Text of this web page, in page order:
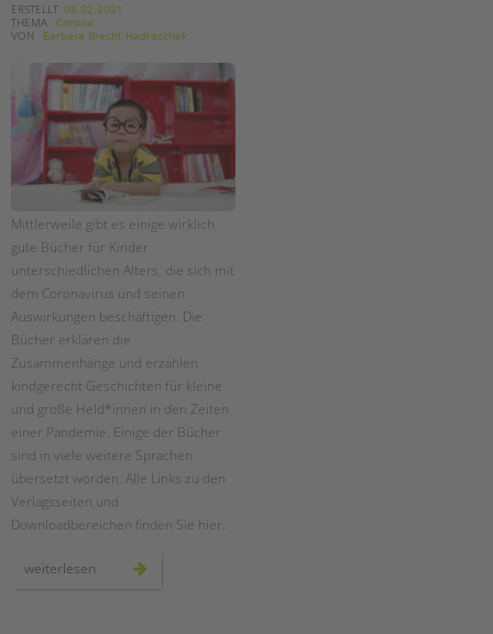
ERSTELLT 08.02.2021
THEMA Corona
VON
Barbara Brecht-Hadraschek
Mittlerweile gibt es einige wirklich
gute Bücher für Kinder
unterschiedlichen Alters, die sich mit
dem Coronavirus und seinen
Auswirkungen beschäftigen. Die
Bücher erklären die
Zusammenhänge und erzählen
kindgerecht Geschichten für kleine
und große Held*innen in den Zeiten
einer Pandemie. Einige der Bücher
sind in viele weitere Sprachen
übersetzt worden. Alle Links zu den
Verlagsseiten und
Downloadbereichen finden Sie hier.
weiterlesen kostenlose
bücher/ebooks